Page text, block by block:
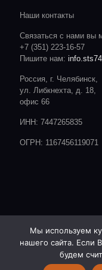
Наши контакты
Связаться с нами вы
+7 (351) 223-16-57
Пишите нам:
Россия, г. Челябинск,
ул. Либкнехта, д. 18,
офис 66
ИНН: 7447265835
ОГРН: 1167456119071
© 2020 CTC. Все
ОТ А ДО Я |
Мы используем
нашего сайта. Если
будем